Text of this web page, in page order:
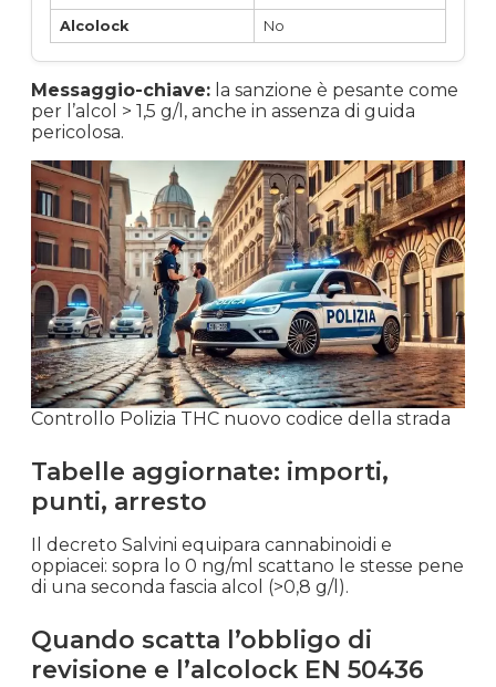
Alcolock
No
Messaggio-chiave: la sanzione è pesante come
per l’alcol > 1,5 g/l, anche in assenza di guida
pericolosa.
Controllo Polizia THC nuovo codice della strada
Tabelle aggiornate: importi,
punti, arresto
Il decreto Salvini equipara cannabinoidi e
oppiacei: sopra lo 0 ng/ml scattano le stesse pene
di una seconda fascia alcol (>0,8 g/l).
Quando scatta l’obbligo di
revisione e l’alcolock EN 50436